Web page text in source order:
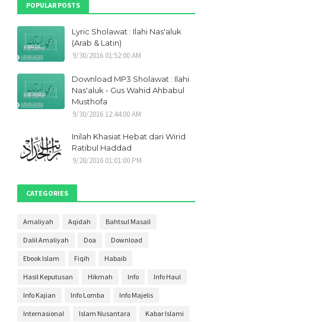
Desember 2021 1
Oktober 2021
September 2021
April 2021
Maret 2021
Desember 2020
Oktober 2020
September 2020 3
Agustus 2020
Juli 2020
Juni 2020
Mei 2020
April 2020
Maret 2020
POPULAR POSTS
Lyric Sholawat : Ilahi Nas'aluk
(Arab & Latin)
9/30/2016 01:52:00 AM
Download MP3 Sholawat : Ilahi
Nas'aluk - Gus Wahid Ahbabul
Musthofa
9/30/2016 12:44:00 AM
Inilah Khasiat Hebat dari Wirid
Ratibul Haddad
9/28/2016 01:01:00 PM
CATEGORIES
Amaliyah Aqidah Bahtsul Masail
Dalil Amaliyah Doa Download
Ebook Islam Fiqih Habaib
Hasil Keputusan Hikmah Info Info Haul
Info Kajian Info Lomba Info Majelis
Internasional Islam Nusantara Kabar Islami